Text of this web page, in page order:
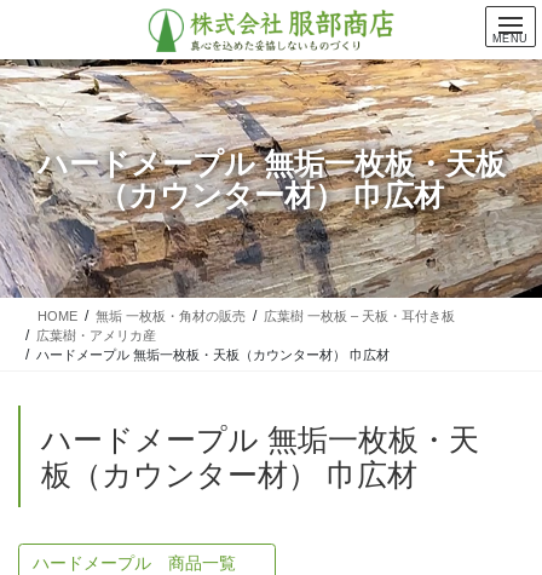
テ
ン
ツ
に
移
動
ゲ
ー
シ
ョ
ン
に
移
動
ハードメープル 無垢一枚板・天板
（カウンター材） 巾広材
HOME 無垢 一枚板・角材の販売
広葉樹 一枚板 – 天板・耳付き板
広葉樹・アメリカ産
ハードメープル 無垢一枚板・天板（カウンター材） 巾広材
ハードメープル 無垢一枚板・天
板（カウンター材） 巾広材
ハードメープル 商品一覧
MENU